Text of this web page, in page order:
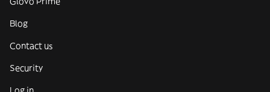
Blog
Contact us
Security